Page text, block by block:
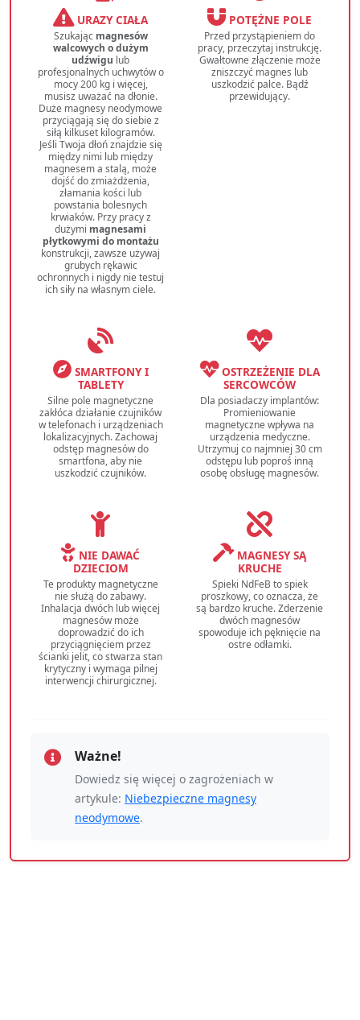
URAZY CIAŁA
Szukając magnesów
walcowych o dużym
udźwigu lub
profesjonalnych uchwytów o
mocy 200 kg i więcej,
musisz uważać na dłonie.
Duże magnesy neodymowe
przyciągają się do siebie z
siłą kilkuset kilogramów.
Jeśli Twoja dłoń znajdzie się
między nimi lub między
magnesem a stalą, może
dojść do zmiażdżenia,
złamania kości lub
powstania bolesnych
krwiaków. Przy pracy z
dużymi magnesami
płytkowymi do montażu
konstrukcji, zawsze używaj
grubych rękawic
ochronnych i nigdy nie testuj
ich siły na własnym ciele.
POTĘŻNE POLE
Przed przystąpieniem do
pracy, przeczytaj instrukcję.
Gwałtowne złączenie może
zniszczyć magnes lub
uszkodzić palce. Bądź
przewidujący.
SMARTFONY I
TABLETY
Silne pole magnetyczne
zakłóca działanie czujników
w telefonach i urządzeniach
lokalizacyjnych. Zachowaj
odstęp magnesów do
smartfona, aby nie
uszkodzić czujników.
OSTRZEŻENIE DLA
SERCOWCÓW
Dla posiadaczy implantów:
Promieniowanie
magnetyczne wpływa na
urządzenia medyczne.
Utrzymuj co najmniej 30 cm
odstępu lub poproś inną
osobę obsługę magnesów.
NIE DAWAĆ
DZIECIOM
Te produkty magnetyczne
nie służą do zabawy.
Inhalacja dwóch lub więcej
magnesów może
doprowadzić do ich
przyciągnięciem przez
ścianki jelit, co stwarza stan
krytyczny i wymaga pilnej
interwencji chirurgicznej.
MAGNESY SĄ
KRUCHE
Spieki NdFeB to spiek
proszkowy, co oznacza, że
są bardzo kruche. Zderzenie
dwóch magnesów
spowoduje ich pęknięcie na
ostre odłamki.
Ważne!
Dowiedz się więcej o zagrożeniach w
artykule: Niebezpieczne magnesy
neodymowe.